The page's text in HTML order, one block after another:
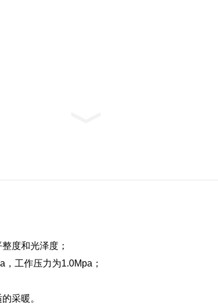
度和光泽度；
工作压力为1.0Mpa；
采暖。